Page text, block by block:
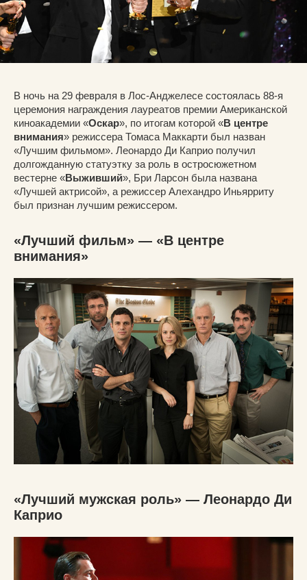
В ночь на 29 февраля в Лос-Анджелесе состоялась 88-я
церемония награждения лауреатов премии Американской
киноакадемии «Оскар», по итогам которой «В центре
внимания» режиссера Томаса Маккарти был назван
«Лучшим фильмом». Леонардо Ди Каприо получил
долгожданную статуэтку за роль в остросюжетном
вестерне «Выживший», Бри Ларсон была названа
«Лучшей актрисой», а режиссер Алехандро Иньярриту
был признан лучшим режиссером.
«Лучший фильм» — «В центре
внимания»
«Лучший мужская роль» — Леонардо Ди
Каприо